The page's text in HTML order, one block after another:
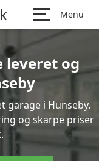
Menu
leveret og
garage i Hunseby.
og skarpe priser